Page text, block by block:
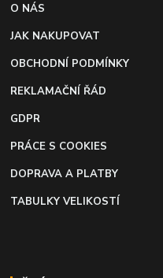
O NÁS
JAK NAKUPOVAT
OBCHODNÍ PODMÍNKY
REKLAMAČNÍ ŘÁD
GDPR
PRÁCE S COOKIES
DOPRAVA A PLATBY
TABULKY VELIKOSTÍ